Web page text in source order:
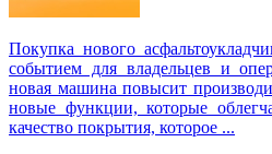
Покупка нового
событием для владельцев и
новая машина повысит
новые функции, которые
качество покрытия, которое ...